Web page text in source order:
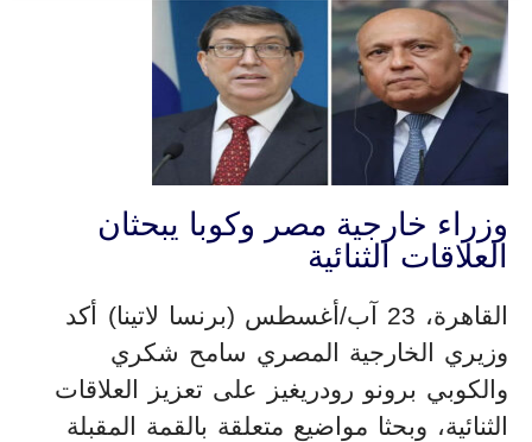
وزراء خارجية مصر وكوبا يبحثان
العلاقات الثنائية
القاهرة، 23 آب/أغسطس (برنسا لاتينا) أكد
وزيري الخارجية المصري سامح شكري
والكوبي برونو رودريغيز على تعزيز العلاقات
الثنائية، وبحثا مواضيع متعلقة بالقمة المقبلة